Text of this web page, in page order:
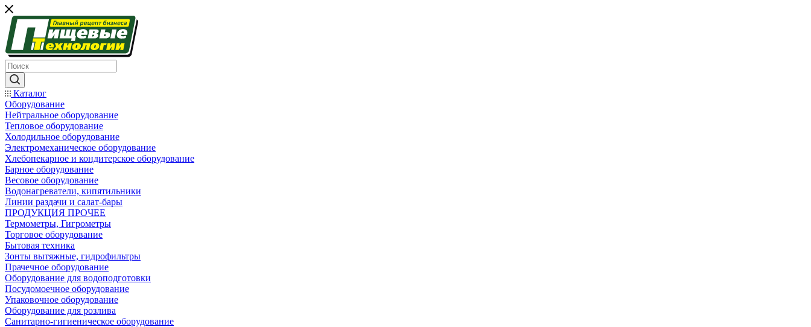
Каталог
Оборудование
Нейтральное оборудование
Тепловое оборудование
Холодильное оборудование
Электромеханическое оборудование
Хлебопекарное и кондитерское оборудование
Барное оборудование
Весовое оборудование
Водонагреватели, кипятильники
Линии раздачи и салат-бары
ПРОДУКЦИЯ ПРОЧЕЕ
Термометры, Гигрометры
Торговое оборудование
Бытовая техника
Зонты вытяжные, гидрофильтры
Прачечное оборудование
Оборудование для водоподготовки
Посудомоечное оборудование
Упаковочное оборудование
Оборудование для розлива
Санитарно-гигиеническое оборудование